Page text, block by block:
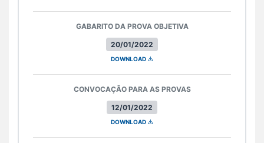
20/01/2022
GABARITO DA PROVA OBJETIVA
DOWNLOAD
12/01/2022
CONVOCAÇÃO PARA AS PROVAS
DOWNLOAD